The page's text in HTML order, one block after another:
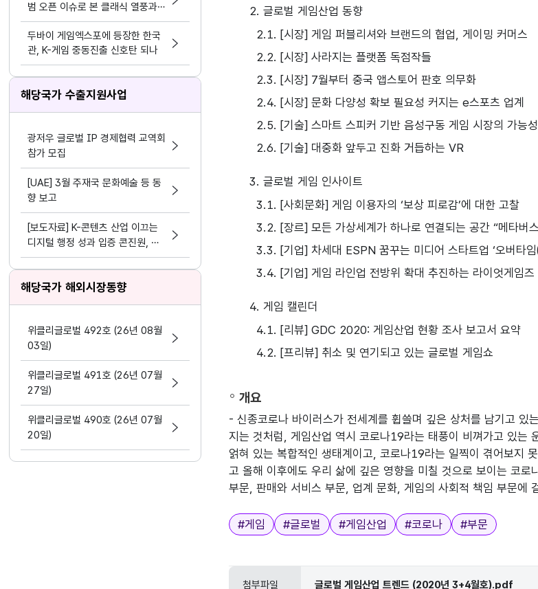
범 오픈 이슈로 본 클래식 열풍과
시의성
두바이 게임엑스포에 등장한 한국
관, K-게임 중동진출 신호탄 되나
해당국가 수출지원사업
광저우 글로벌 IP 경제협력 교역회
참가 모집
[UAE] 3월 주재국 문화예술 등 동
향 보고
[보도자료] K-콘텐츠 산업 이끄는
디지털 행정 성과 입증 콘진원, 정
보화⋅데이터 분야 평가 3관왕 달성
해당국가 해외시장동향
위클리글로벌 492호 (26년 08월
03일)
위클리글로벌 491호 (26년 07월
27일)
위클리글로벌 490호 (26년 07월
20일)
2. 글로벌 게임산업 동향
2.1. [시장] 게임 퍼블리셔와 브랜드의 협업, 게이밍 커머스
2.2. [시장] 사라지는 플랫폼 독점작들
2.3. [시장] 7월부터 중국 앱스토어 판호 의무화
2.4. [시장] 문화 다양성 확보 필요성 커지는 e스포츠 업계
2.5. [기술] 스마트 스피커 기반 음성구동 게임 시장의 가능성
2.6. [기술] 대중화 앞두고 진화 거듭하는 VR
3. 글로벌 게임 인사이트
3.1. [사회문화] 게임 이용자의 ‘보상 피로감’에 대한 고찰
3.2. [장르] 모든 가상세계가 하나로 연결되는 공간 “메타버
3.3. [기업] 차세대 ESPN 꿈꾸는 미디어 스타트업 ‘오버타
3.4. [기업] 게임 라인업 전방위 확대 추진하는 라이엇게임즈
4. 게임 캘린더
4.1. [리뷰] GDC 2020: 게임산업 현황 조사 보고서 요약
4.2. [프리뷰] 취소 및 연기되고 있는 글로벌 게임쇼
개요
- 신종코로나 바이러스가 전세계를 휩쓸며 깊은 상처를 남기고
지는 것처럼, 게임산업 역시 코로나19라는 태풍이 비껴가고 있는
얽혀 있는 복합적인 생태계이고, 코로나19라는 일찍이 겪어보지
고 올해 이후에도 우리 삶에 깊은 영향을 미칠 것으로 보이는 코
부문, 판매와 서비스 부문, 업계 문화, 게임의 사회적 책임 부문에
태그
#게임 #글로벌 #게임산업 #코로나 #부문
첨부파일 글로벌 게임산업 트렌드 (2020년 3+4월호).pdf